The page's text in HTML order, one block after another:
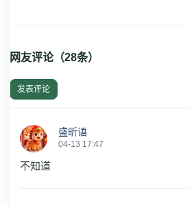
网友评论（28条）
发表评论
盛昕语
04-13 17:47
不知道